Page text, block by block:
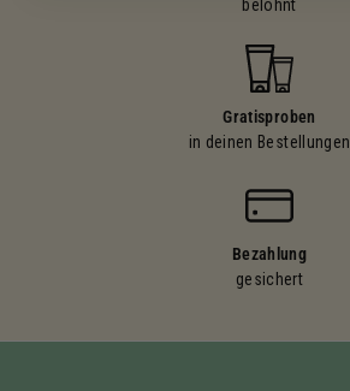
belohnt
Gratisproben
in deinen Bestellungen
Bezahlung
gesichert